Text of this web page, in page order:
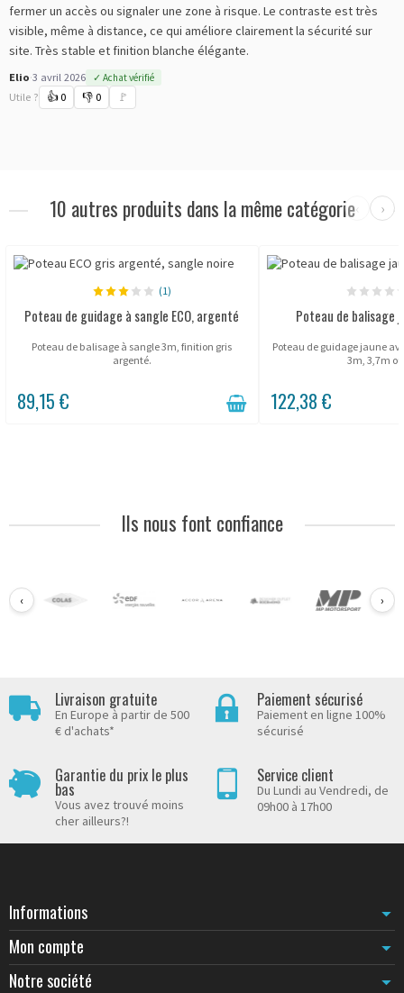
fermer un accès ou signaler une zone à risque. Le contraste est très
visible, même à distance, ce qui améliore clairement la sécurité sur
site. Très stable et finition blanche élégante.
Elio·3 avril 2026 ✓ Achat vérifié
Utile ? 👍 0 👎 0 🚩
10 autres produits dans la même catégorie‹ ›
(1)
Poteau de guidage à sangle ECO, argenté
Poteau de balisage à sangle 3m, finition gris
argenté.
89,15 €
Poteau de balisage
Poteau de guidage jaune
3m, 3,7m
122,38 €
Ils nous font confiance
‹ ›
Livraison gratuite
En Europe à partir de 500
€ d'achats*
Paiement sécurisé
Paiement en ligne 100%
sécurisé
Garantie du prix le plus
bas
Vous avez trouvé moins
cher ailleurs?!
Service client
Du Lundi au Vendredi, de
09h00 à 17h00
Informations
Mon compte
Notre société